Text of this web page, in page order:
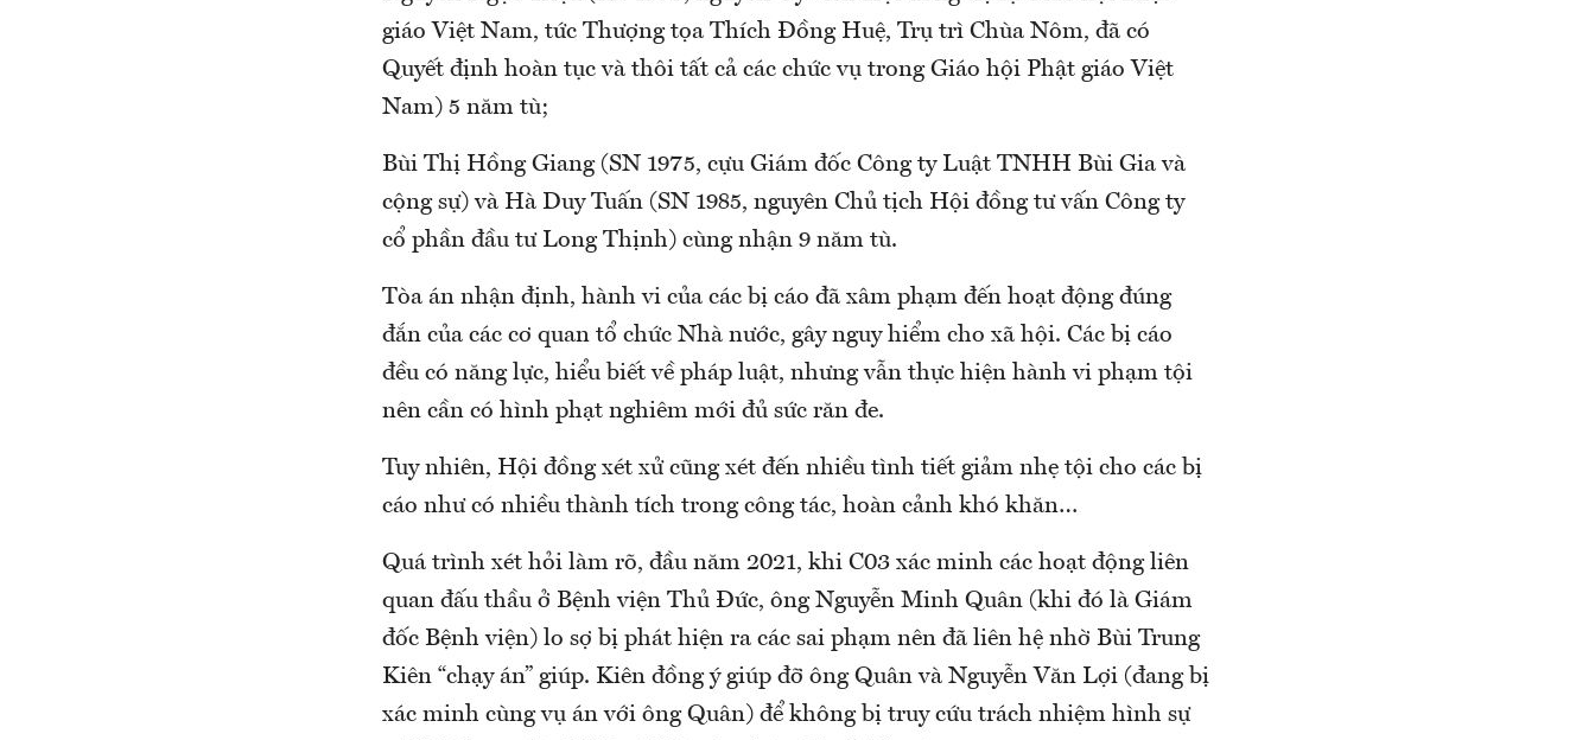
giáo Việt Nam, tức Thượng tọa Thích Đồng Huệ, Trụ trì Chùa Nôm, đã có
Quyết định hoàn tục và thôi tất cả các chức vụ trong Giáo hội Phật giáo Việt
Nam) 5 năm tù;
Bùi Thị Hồng Giang (SN 1975, cựu Giám đốc Công ty Luật TNHH Bùi Gia và
cộng sự) và Hà Duy Tuấn (SN 1985, nguyên Chủ tịch Hội đồng tư vấn Công ty
cổ phần đầu tư Long Thịnh) cùng nhận 9 năm tù.
Tòa án nhận định, hành vi của các bị cáo đã xâm phạm đến hoạt động đúng
đắn của các cơ quan tổ chức Nhà nước, gây nguy hiểm cho xã hội. Các bị cáo
đều có năng lực, hiểu biết về pháp luật, nhưng vẫn thực hiện hành vi phạm tội
nên cần có hình phạt nghiêm mới đủ sức răn đe.
Tuy nhiên, Hội đồng xét xử cũng xét đến nhiều tình tiết giảm nhẹ tội cho các bị
cáo như có nhiều thành tích trong công tác, hoàn cảnh khó khăn…
Quá trình xét hỏi làm rõ, đầu năm 2021, khi C03 xác minh các hoạt động liên
quan đấu thầu ở Bệnh viện Thủ Đức, ông Nguyễn Minh Quân (khi đó là Giám
đốc Bệnh viện) lo sợ bị phát hiện ra các sai phạm nên đã liên hệ nhờ Bùi Trung
Kiên “chạy án” giúp. Kiên đồng ý giúp đỡ ông Quân và Nguyễn Văn Lợi (đang bị
xác minh cùng vụ án với ông Quân) để không bị truy cứu trách nhiệm hình sự